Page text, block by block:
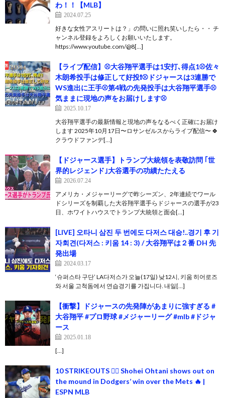
わ！！【MLB】
2024.07.25
好きな女性アスリートは？」の問いに照れ笑いしたら・・ チ
ャンネル登録をよろしくお願いいたします。
https://www.youtube.com/@8[…]
【ライブ配信】⚾️大谷翔平選手は1安打､得点1⚾️佐々
木朗希投手は修正して好投❗⚾️ドジャースは3連勝で
WS進出に王手⚾️第4戦の先発投手は大谷翔平選手⚾️
気ままに現地の声をお届けします⚾️
2025.10.17
大谷翔平選手の最新情報と現地の声をなるべく正確にお届け
します 2025年10月17日〜ロサンゼルスからライブ配信〜 🍀
クラウドファンデ[…]
【ドジャース選手】トランプ大統領を表敬訪問 ｢世
界的レジェンド｣大谷選手の功績たたえる
2026.07.24
アメリカ・メジャーリーグで昨シーズン、2年連続でワール
ドシリーズを制覇した大谷翔平選手らドジャースの選手が23
日、ホワイトハウスでトランプ大統領と面会[…]
[LIVE] 오타니 삼진 두 번에도 다저스 대승!..경기 후 기
자회견(다저스 : 키움 14 : 3) / 大谷翔平は２番 DH 先
発出場
2024.03.17
‘슈퍼스타 구단’ LA다저스가 오늘(17일) 낮12시, 키움 히어로즈
와 서울 고척돔에서 연습경기를 가집니다. 내일[…]
【衝撃】ドジャースの先発陣があまりに強すぎる #
大谷翔平 #プロ野球 #メジャーリーグ #mlb #ドジャ
ース
2025.01.18
[…]
10 STRIKEOUTS 😮‍💨 Shohei Ohtani shows out on
the mound in Dodgers’ win over the Mets 🔥 |
ESPN MLB